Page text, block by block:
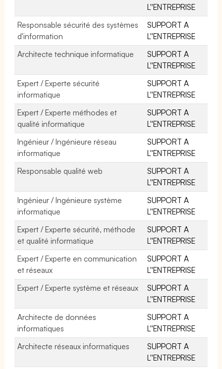
L''ENTREPRISE
Responsable sécurité des systèmes
d'information
SUPPORT A
L''ENTREPRISE
Architecte technique informatique
SUPPORT A
L''ENTREPRISE
Expert / Experte sécurité
informatique
SUPPORT A
L''ENTREPRISE
Expert / Experte méthodes et
qualité informatique
SUPPORT A
L''ENTREPRISE
Ingénieur / Ingénieure réseau
informatique
SUPPORT A
L''ENTREPRISE
Responsable qualité web
SUPPORT A
L''ENTREPRISE
Ingénieur / Ingénieure système
informatique
SUPPORT A
L''ENTREPRISE
Expert / Experte sécurité, méthode
et qualité informatique
SUPPORT A
L''ENTREPRISE
Expert / Experte en communication
et réseaux
SUPPORT A
L''ENTREPRISE
Expert / Experte système et réseaux
SUPPORT A
L''ENTREPRISE
Architecte de données
informatiques
SUPPORT A
L''ENTREPRISE
Architecte réseaux informatiques
SUPPORT A
L''ENTREPRISE